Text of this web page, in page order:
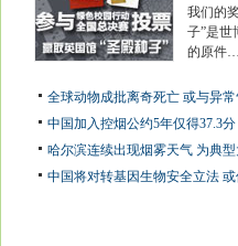
我们的
子”是世
的原件
全球动物成批离奇死亡 或与异
中国加入控烟公约5年仅得37.3
哈尔滨连续出现烟雾天气 为典
中国将对转基因生物安全立法